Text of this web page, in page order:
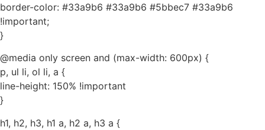
border-color: #33a9b6 #33a9b6 #5bbec7 #33a9b6
!important;
}
@media only screen and (max-width: 600px) {
p, ul li, ol li, a {
line-height: 150% !important
}
h1, h2, h3, h1 a, h2 a, h3 a {